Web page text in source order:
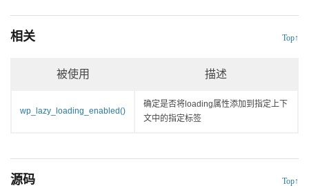
相关 Top↑
被使用 描述
wp_lazy_loading_enabled()
确定是否将loading属性添加到指定上下
文中的指定标签
源码 Top↑